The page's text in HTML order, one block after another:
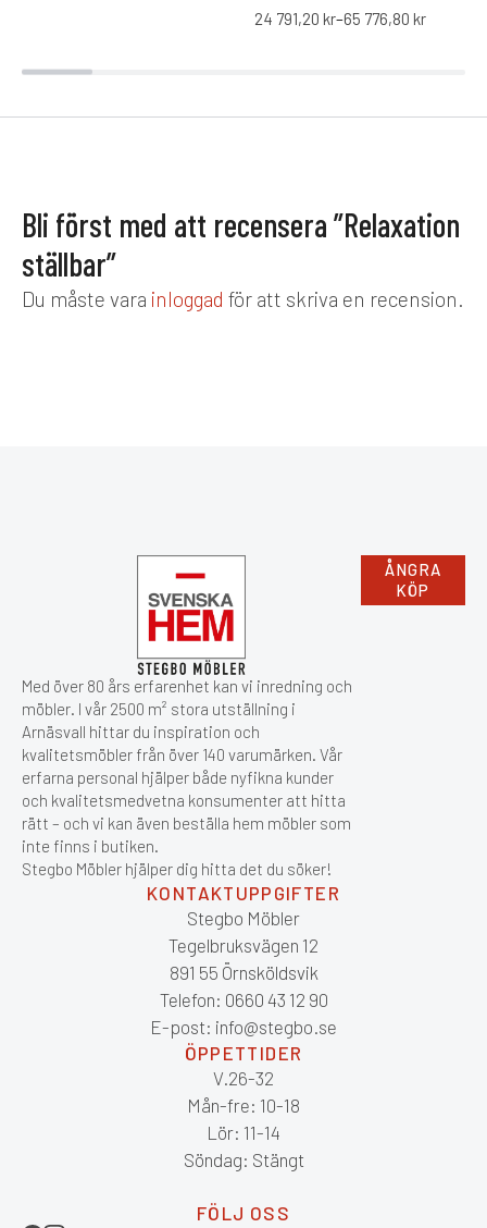
säng är designad för att möta
eleganta sänggaveln Form
och stabila 19 cm ben, vilket
ger ditt sovrum en harmonisk
och sofistikerad helhet.
design, avancerad
Ställbar är designad för att ge
dig en optimal och
natt.
24 791,20 kr–65 776,80 kr
Bli först med att recensera ”Relaxation
ställbar”
Du måste vara inloggad för att skriva en recension.
Med över 80 års erfarenhet kan vi inredning och
möbler. I vår 2500 m² stora utställning i
Arnäsvall hittar du inspiration och
kvalitetsmöbler från över 140 varumärken. Vår
erfarna personal hjälper både nyfikna kunder
och kvalitetsmedvetna konsumenter att hitta
rätt – och vi kan även beställa hem möbler som
inte finns i butiken.
Stegbo Möbler hjälper dig hitta det du söker!
ÅNGRA
KÖP
KONTAKTUPPGIFTER
Stegbo Möbler
Tegelbruksvägen 12
891 55 Örnsköldsvik
Telefon: 0660 43 12 90
E-post: info@stegbo.se
ÖPPETTIDER
V.26-32
Mån-fre: 10-18
Lör: 11-14
Söndag: Stängt
FÖLJ OSS